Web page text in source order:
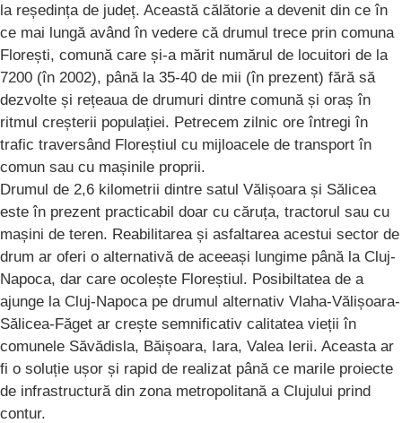
la reședința de județ. Această călătorie a devenit din ce în
ce mai lungă având în vedere că drumul trece prin comuna
Florești, comună care și-a mărit numărul de locuitori de la
7200 (în 2002), până la 35-40 de mii (în prezent) fără să
dezvolte și rețeaua de drumuri dintre comună și oraș în
ritmul creșterii populației. Petrecem zilnic ore întregi în
trafic traversând Floreștiul cu mijloacele de transport în
comun sau cu mașinile proprii.
Drumul de 2,6 kilometrii dintre satul Vălișoara și Sălicea
este în prezent practicabil doar cu căruța, tractorul sau cu
mașini de teren. Reabilitarea și asfaltarea acestui sector de
drum ar oferi o alternativă de aceeași lungime până la Cluj-
Napoca, dar care ocolește Floreștiul. Posibiltatea de a
ajunge la Cluj-Napoca pe drumul alternativ Vlaha-Vălișoara-
Sălicea-Făget ar crește semnificativ calitatea vieții în
comunele Săvădisla, Băișoara, Iara, Valea Ierii. Aceasta ar
fi o soluție ușor și rapid de realizat până ce marile proiecte
de infrastructură din zona metropolitană a Clujului prind
contur.